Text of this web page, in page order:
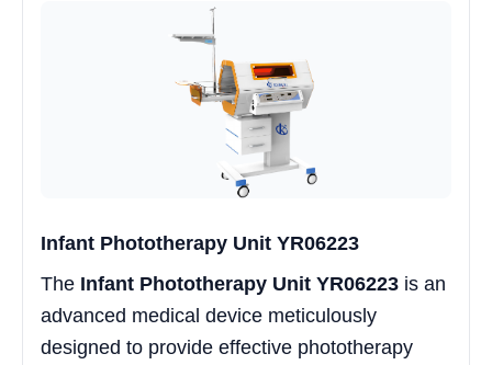
Infant Phototherapy Unit YR06223
The Infant Phototherapy Unit YR06223 is an
advanced medical device meticulously
designed to provide effective phototherapy